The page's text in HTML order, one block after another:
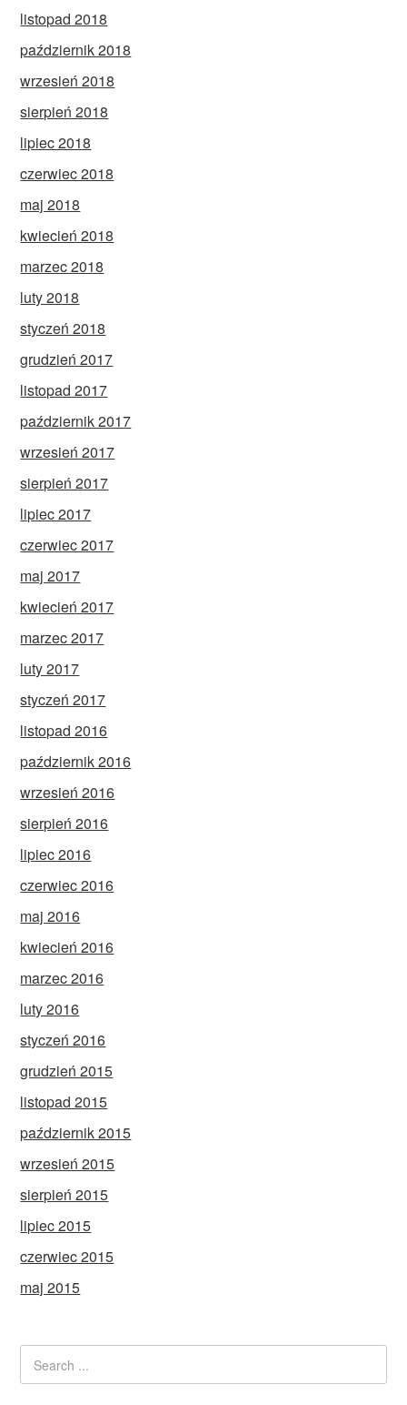
listopad 2018
październik 2018
wrzesień 2018
sierpień 2018
lipiec 2018
czerwiec 2018
maj 2018
kwiecień 2018
marzec 2018
luty 2018
styczeń 2018
grudzień 2017
listopad 2017
październik 2017
wrzesień 2017
sierpień 2017
lipiec 2017
czerwiec 2017
maj 2017
kwiecień 2017
marzec 2017
luty 2017
styczeń 2017
listopad 2016
październik 2016
wrzesień 2016
sierpień 2016
lipiec 2016
czerwiec 2016
maj 2016
kwiecień 2016
marzec 2016
luty 2016
styczeń 2016
grudzień 2015
listopad 2015
październik 2015
wrzesień 2015
sierpień 2015
lipiec 2015
czerwiec 2015
maj 2015